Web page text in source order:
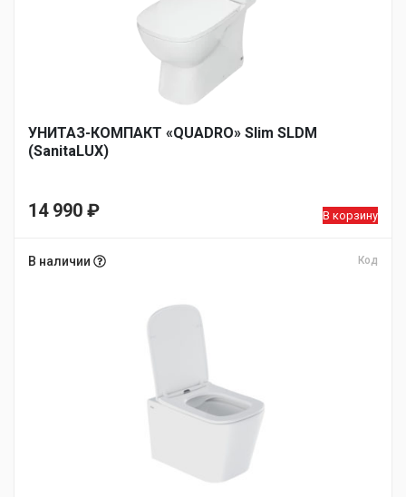
УНИТАЗ-КОМПАКТ «QUADRO» Slim SLDM
(SanitaLUX)
14 990 ₽ В корзину
В наличии Код